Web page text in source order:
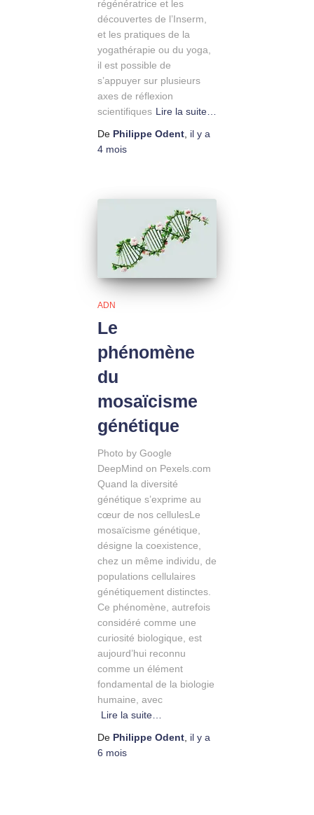
régénératrice et les
découvertes de l’Inserm,
et les pratiques de la
yogathérapie ou du yoga,
il est possible de
s’appuyer sur plusieurs
axes de réflexion
scientifiques Lire la suite…
De Philippe Odent, il y a
4 mois
ADN
Le
phénomène
du
mosaïcisme
génétique
Photo by Google
DeepMind on Pexels.com
Quand la diversité
génétique s’exprime au
cœur de nos cellulesLe
mosaïcisme génétique,
désigne la coexistence,
chez un même individu, de
populations cellulaires
génétiquement distinctes.
Ce phénomène, autrefois
considéré comme une
curiosité biologique, est
aujourd’hui reconnu
comme un élément
fondamental de la biologie
humaine, avec
Lire la suite…
De Philippe Odent, il y a
6 mois